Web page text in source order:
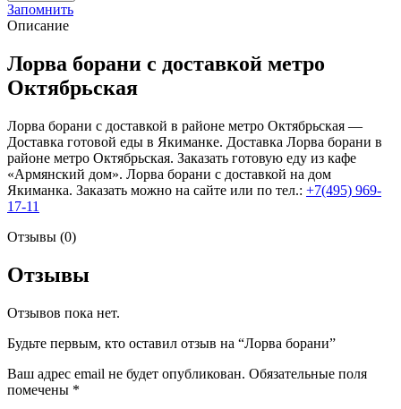
Запомнить
Описание
Лорва борани с доставкой метро
Октябрьская
Лорва борани с доставкой в районе метро Октябрьская —
Доставка готовой еды в Якиманке. Доставка Лорва борани в
районе метро Октябрьская. Заказать готовую еду из кафе
«Армянский дом». Лорва борани с доставкой на дом
Якиманка. Заказать можно на сайте или по тел.: +7(495) 969-
17-11
Отзывы (0)
Отзывы
Отзывов пока нет.
Будьте первым, кто оставил отзыв на “Лорва борани”
Ваш адрес email не будет опубликован. Обязательные поля
помечены *